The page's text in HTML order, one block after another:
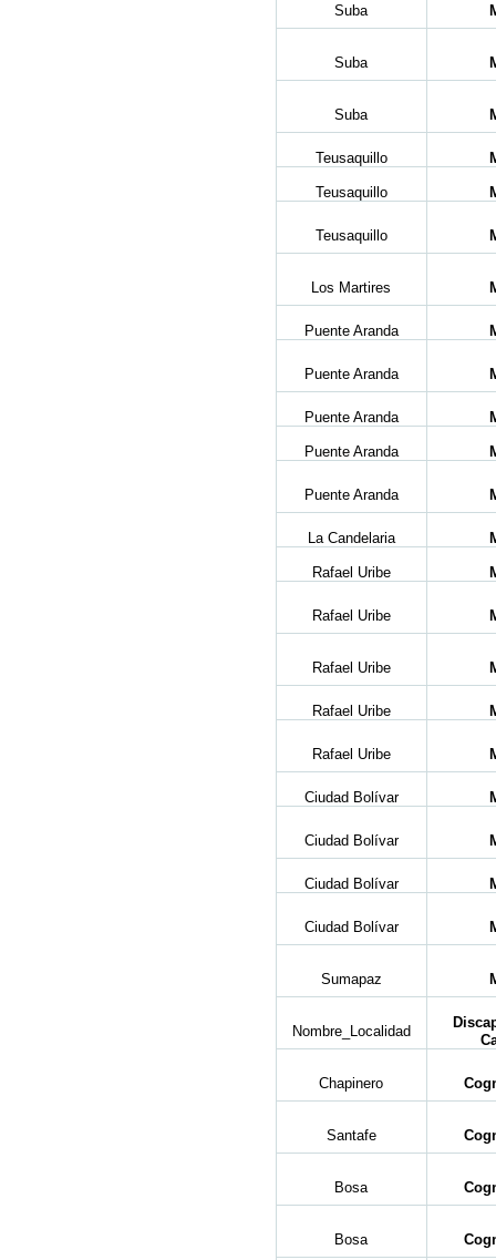
Suba
Suba
Suba
Teusaquillo
Teusaquillo
Teusaquillo
Los Martires
Puente Aranda
Puente Aranda
Puente Aranda
Puente Aranda
Puente Aranda
La Candelaria
Rafael Uribe
Rafael Uribe
Rafael Uribe
Rafael Uribe
Rafael Uribe
Ciudad Bolívar
Ciudad Bolívar
Ciudad Bolívar
Ciudad Bolívar
Sumapaz
Nombre_Localidad
Chapinero
Santafe
Bosa
Bosa